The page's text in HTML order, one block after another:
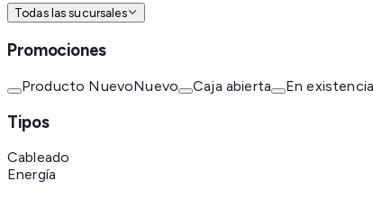
Todas las sucursales
Promociones
Producto NuevoNuevo Caja abierta En existencia
Tipos
Cableado
Energía